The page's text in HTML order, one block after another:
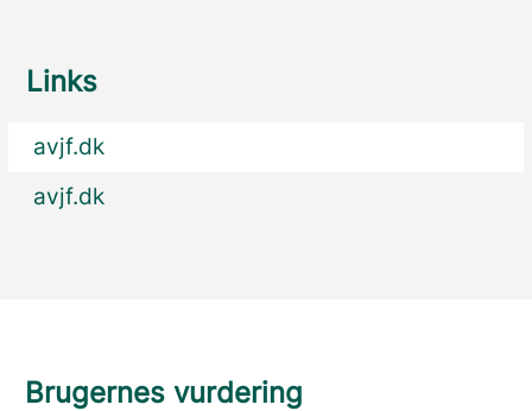
Links
avjf.dk
avjf.dk
Brugernes vurdering